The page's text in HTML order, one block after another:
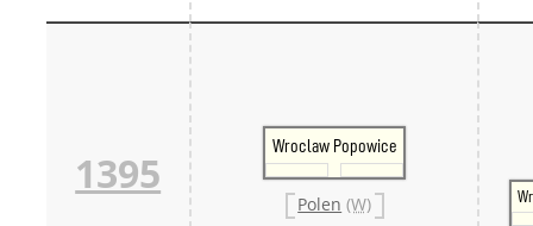
1395
Wroclaw Popowice
Polen (W)